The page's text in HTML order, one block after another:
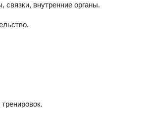
внутренние органы.